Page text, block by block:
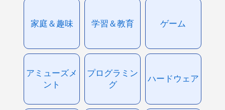
家庭＆趣味 学習＆教育 ゲーム
アミューズメ
ント
プログラミン
グ
ハードウェア